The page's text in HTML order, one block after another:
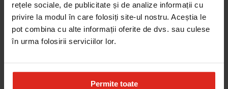
rețele sociale, de publicitate și de analize informații cu
privire la modul în care folosiți site-ul nostru. Aceștia le
pot combina cu alte informații oferite de dvs. sau culese
în urma folosirii serviciilor lor.
Permite toate
-10%
Chiuveta Maris MRG 610-60
was 2.576,33 RON Pret special 2.318,70 RON
Adauga în cos